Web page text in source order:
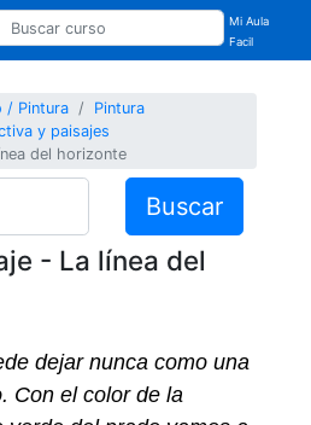
Mi Aula
Facil
/ Pintura
Pintura
y paisajes
del horizonte
Buscar
- La línea del
dejar nunca como una
Con el color de la